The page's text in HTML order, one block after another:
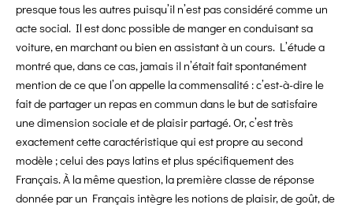
presque tous les autres puisqu’il n’est pas considéré comme un
acte social. Il est donc possible de manger en conduisant sa
voiture, en marchant ou bien en assistant à un cours. L’étude a
montré que, dans ce cas, jamais il n’était fait spontanément
mention de ce que l’on appelle la commensalité : c’est-à-dire le
fait de partager un repas en commun dans le but de satisfaire
une dimension sociale et de plaisir partagé. Or, c’est très
exactement cette caractéristique qui est propre au second
modèle ; celui des pays latins et plus spécifiquement des
Français. À la même question, la première classe de réponse
donnée par un Français intègre les notions de plaisir, de goût, de